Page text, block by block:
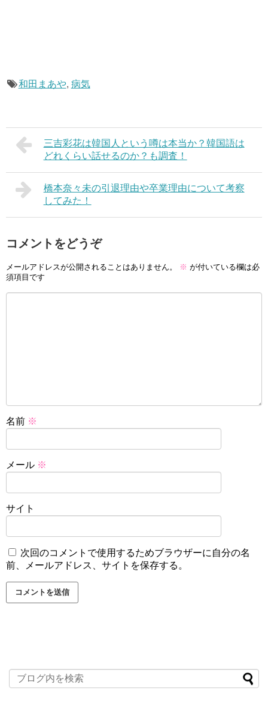
和田まあや, 病気
三吉彩花は韓国人という噂は本当か？韓国語は
どれくらい話せるのか？も調査！
橋本奈々未の引退理由や卒業理由について考察
してみた！
コメントをどうぞ
メールアドレスが公開されることはありません。 ※ が付いている欄は必
須項目です
名前 ※
メール ※
サイト
次回のコメントで使用するためブラウザーに自分の名
前、メールアドレス、サイトを保存する。